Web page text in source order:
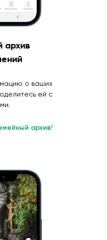
архив
о ваших
ей с
архив!